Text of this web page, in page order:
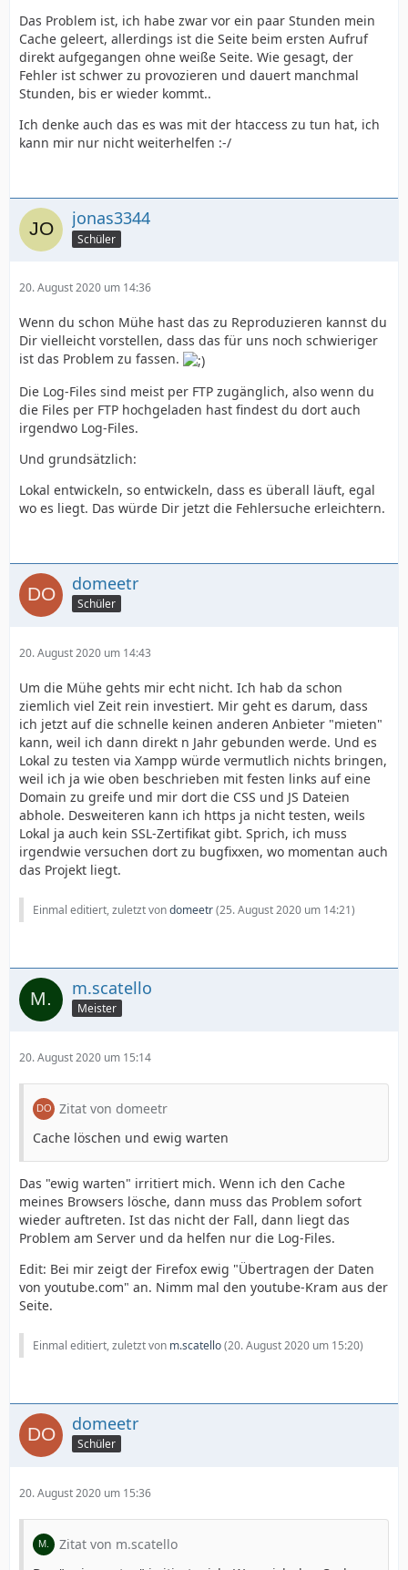
Wäre der Fehler im Script und würde der Request beim
ersten Aufruf bereits bei Deiner index.php landen gäbe
es a) einen Fehler oder b) einen Abbruch nach der
max_execution_time (zumeist 30s), daher denke ich er
bleibt vorher hängen. Weshalb kann ich Dir mit diesen
Infos nicht beantworten.
Das Problem ist, ich habe zwar vor ein paar Stunden mein
Cache geleert, allerdings ist die Seite beim ersten Aufruf
direkt aufgegangen ohne weiße Seite. Wie gesagt, der
Fehler ist schwer zu provozieren und dauert manchmal
Stunden, bis er wieder kommt..
Ich denke auch das es was mit der htaccess zu tun hat, ich
kann mir nur nicht weiterhelfen :-/
jonas3344
Schüler
20. August 2020 um 14:36
Wenn du schon Mühe hast das zu Reproduzieren kannst du
Dir vielleicht vorstellen, dass das für uns noch schwieriger
ist das Problem zu fassen.
Die Log-Files sind meist per FTP zugänglich, also wenn du
die Files per FTP hochgeladen hast findest du dort auch
irgendwo Log-Files.
Und grundsätzlich:
Lokal entwickeln, so entwickeln, dass es überall läuft, egal
wo es liegt. Das würde Dir jetzt die Fehlersuche erleichtern.
domeetr
Schüler
20. August 2020 um 14:43
Um die Mühe gehts mir echt nicht. Ich hab da schon
ziemlich viel Zeit rein investiert. Mir geht es darum, dass
ich jetzt auf die schnelle keinen anderen Anbieter "mieten"
kann, weil ich dann direkt n Jahr gebunden werde. Und es
Lokal zu testen via Xampp würde vermutlich nichts bringen,
weil ich ja wie oben beschrieben mit festen links auf eine
Domain zu greife und mir dort die CSS und JS Dateien
abhole. Desweiteren kann ich https ja nicht testen, weils
Lokal ja auch kein SSL-Zertifikat gibt. Sprich, ich muss
irgendwie versuchen dort zu bugfixxen, wo momentan auch
das Projekt liegt.
Einmal editiert, zuletzt vondomeetr(25. August 2020 um 14:21)
m.scatello
Meister
20. August 2020 um 15:14
Zitat von domeetr
Cache löschen und ewig warten
Das "ewig warten" irritiert mich. Wenn ich den Cache
meines Browsers lösche, dann muss das Problem sofort
wieder auftreten. Ist das nicht der Fall, dann liegt das
Problem am Server und da helfen nur die Log-Files.
Edit: Bei mir zeigt der Firefox ewig "Übertragen der Daten
von youtube.com" an. Nimm mal den youtube-Kram aus der
Seite.
Einmal editiert, zuletzt von m.scatello(20. August 2020 um 15:20)
domeetr
Schüler
20. August 2020 um 15:36
Zitat von m.scatello